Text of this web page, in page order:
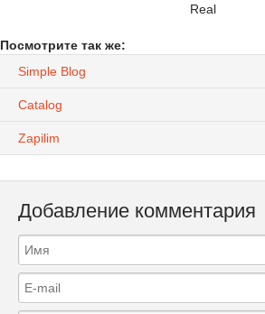
Real
Посмотрите так же:
Simple Blog
Catalog
Zapilim
Добавление комментария